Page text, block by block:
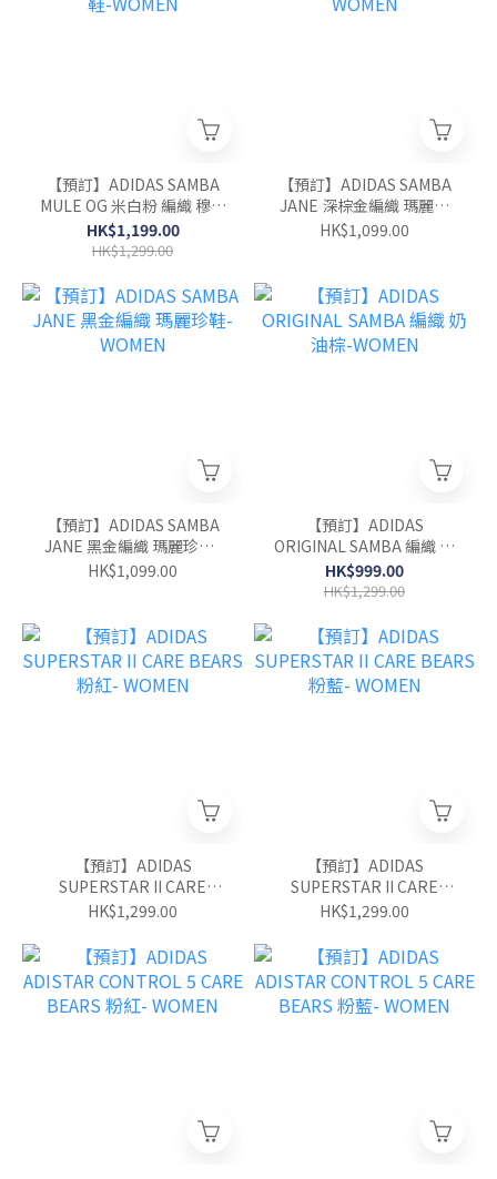
【預訂】ADIDAS SAMBA
MULE OG 米白粉 編織 穆勒
鞋-WOMEN
HK$1,199.00
HK$1,299.00
【預訂】ADIDAS SAMBA
JANE 深棕金編織 瑪麗珍
鞋-WOMEN
HK$1,099.00
【預訂】ADIDAS SAMBA
JANE 黑金編織 瑪麗珍鞋-
WOMEN
HK$1,099.00
【預訂】ADIDAS
ORIGINAL SAMBA 編織 奶
油棕-WOMEN
HK$999.00
HK$1,299.00
【預訂】ADIDAS
SUPERSTAR II CARE
BEARS 粉紅- WOMEN
HK$1,299.00
【預訂】ADIDAS
SUPERSTAR II CARE
BEARS 粉藍- WOMEN
HK$1,299.00